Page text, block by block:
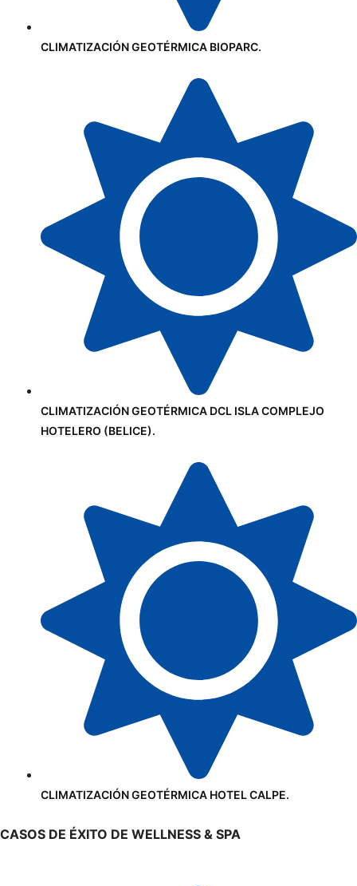
CLIMATIZACIÓN GEOTÉRMICA BIOPARC.
CLIMATIZACIÓN GEOTÉRMICA DCL ISLA COMPLEJO
HOTELERO (BELICE).
CLIMATIZACIÓN GEOTÉRMICA HOTEL CALPE.
CASOS DE ÉXITO DE WELLNESS & SPA